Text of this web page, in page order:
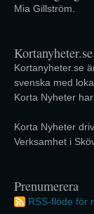
Mia Gillström.
Kortanyheter.se
Kortanyheter.se
svenska med
Korta Nyheter
Korta Nyheter
Verksamhet i
Prenumerera
RSS-flöde för